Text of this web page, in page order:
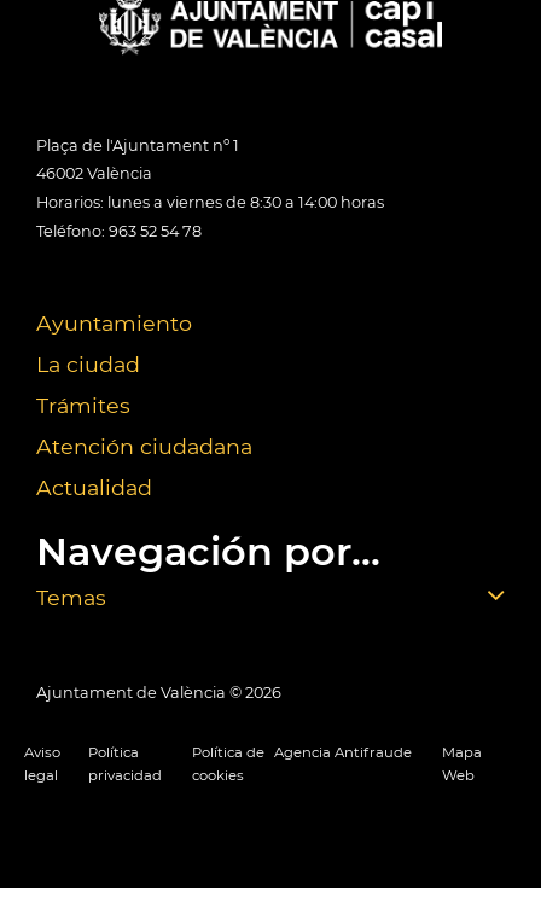
Plaça de l'Ajuntament nº 1
46002 València
Horarios: lunes a viernes de 8:30 a 14:00 horas
Teléfono: 963 52 54 78
Ayuntamiento
La ciudad
Trámites
Atención ciudadana
Actualidad
Navegación por...
Temas
Ajuntament de València © 2026
Aviso
legal
Política
privacidad
Política de
cookies
Agencia Antifraude
Mapa
Web